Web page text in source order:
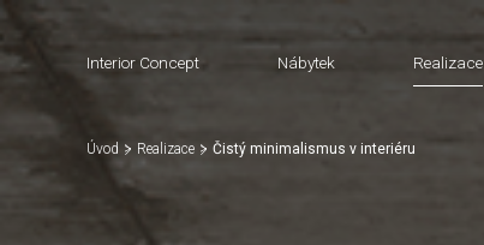
Interior Concept Nábytek Realizace
Úvod Realizace Čistý minimalismus v interiéru